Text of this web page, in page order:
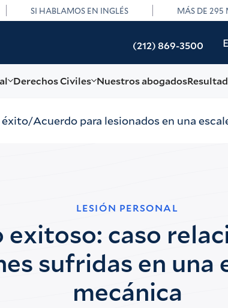
SI HABLAMOS EN INGLÉS MÁS DE 295
(212) 869-3500
Derechos Civiles Nuestros abogados
éxito Acuerdo para lesionados en una
LESIÓN PERSONAL
caso
sufridas en una
mecánica